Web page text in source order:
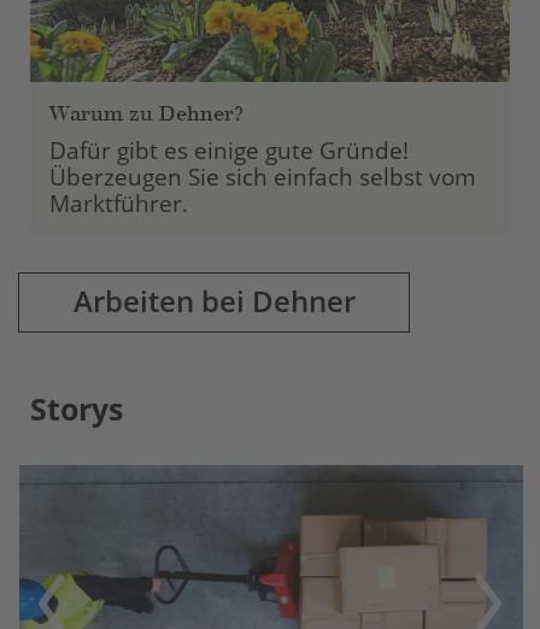
Warum zu Dehner?
Dafür gibt es einige gute Gründe!
Überzeugen Sie sich einfach selbst vom
Marktführer.
Arbeiten bei Dehner
Storys
Previous Next